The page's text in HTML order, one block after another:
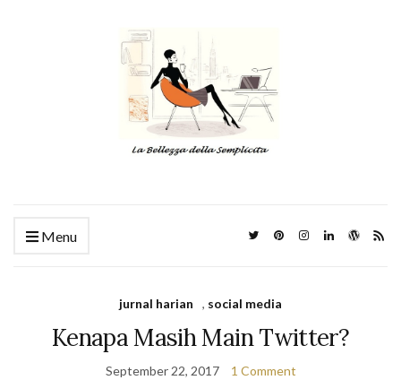
Menu
jurnal harian , social media
Kenapa Masih Main Twitter?
September 22, 2017 1 Comment